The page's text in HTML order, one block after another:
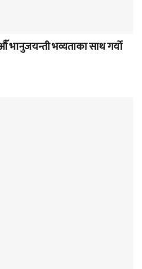
भानुजयन्ती भव्यताका साथ गर्यो